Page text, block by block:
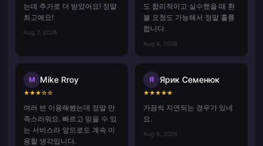
는데 추가로 더 받았어요! 정말
최고예요!
Aug 7, 2026
도 합리적이고 실수했을 때 환
불 요청도 가능해서 정말 훌륭
합니다.
Aug 6, 2026
M Mike Rroy
★★★☆☆
여러 번 이용해봤는데 정말 만
족스러워요. 빠르고 믿을 수 있
는 서비스라 앞으로도 계속 이
용할 생각입니다.
Я Ярик Семенюк
★★★★★
가끔씩 지연되는 경우가 있네
요.
Aug 6, 2026